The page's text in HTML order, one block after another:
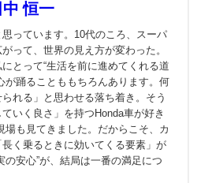
中 恒一
っています。10代のころ、スーパ
って、世界の見え方が変わった。
とって“生活を前に進めてくれる道
が踊ることももちろんあります。何
れる」と思わせる落ち着き。そう
いく良さ」を持つHonda車が好き
場も見てきました。だからこそ、カ
く乗るときに効いてくる要素」が
の安心”が、結局は一番の満足につ